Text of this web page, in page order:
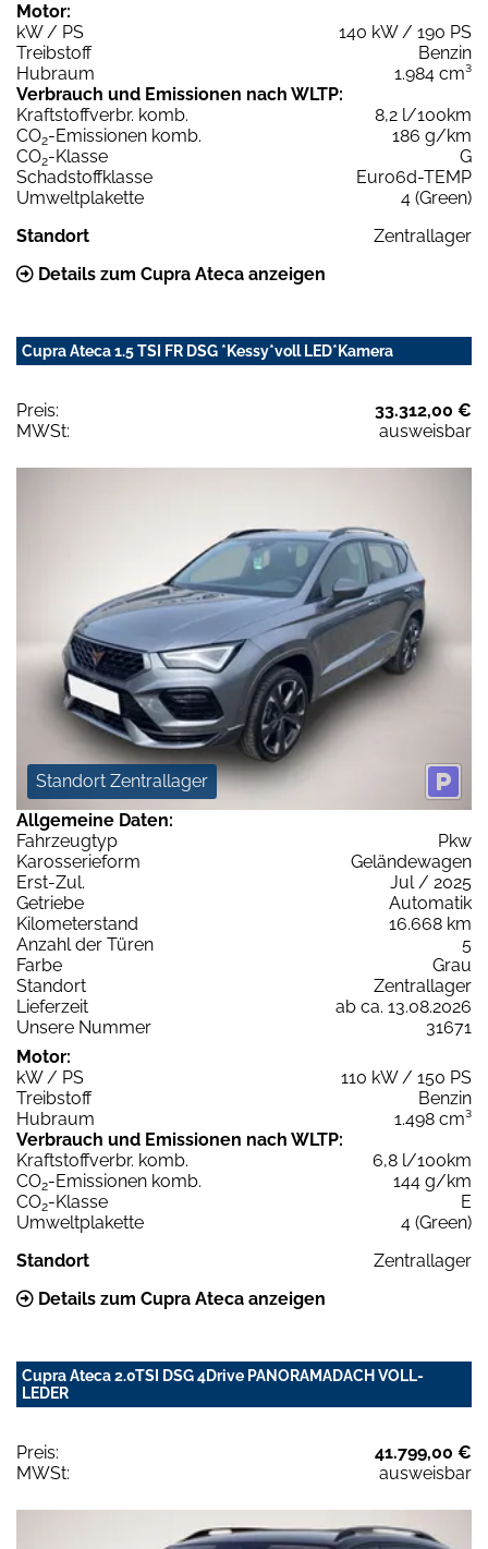
Motor:
kW / PS
140 kW / 190 PS
Treibstoff
Benzin
Hubraum
1.984 cm³
Verbrauch und Emissionen nach WLTP:
Kraftstoffverbr. komb.
8,2 l/100km
CO2-Emissionen komb.
186 g/km
CO2-Klasse
G
Schadstoffklasse
Euro6d-TEMP
Umweltplakette
4 (Green)
Standort
Zentrallager
Details zum Cupra Ateca anzeigen
Cupra Ateca 1.5 TSI FR DSG *Kessy*voll LED*Kamera
Preis:
33.312,00 €
MWSt:
ausweisbar
Standort Zentrallager
Allgemeine Daten:
Fahrzeugtyp
Pkw
Karosserieform
Geländewagen
Erst-Zul.
Jul / 2025
Getriebe
Automatik
Kilometerstand
16.668 km
Anzahl der Türen
5
Farbe
Grau
Standort
Zentrallager
Lieferzeit
ab ca. 13.08.2026
Unsere Nummer
31671
Motor:
kW / PS
110 kW / 150 PS
Treibstoff
Benzin
Hubraum
1.498 cm³
Verbrauch und Emissionen nach WLTP:
Kraftstoffverbr. komb.
6,8 l/100km
CO2-Emissionen komb.
144 g/km
CO2-Klasse
E
Umweltplakette
4 (Green)
Standort
Zentrallager
Details zum Cupra Ateca anzeigen
Cupra Ateca 2.0TSI DSG 4Drive PANORAMADACH VOLL-
LEDER
Preis:
41.799,00 €
MWSt:
ausweisbar